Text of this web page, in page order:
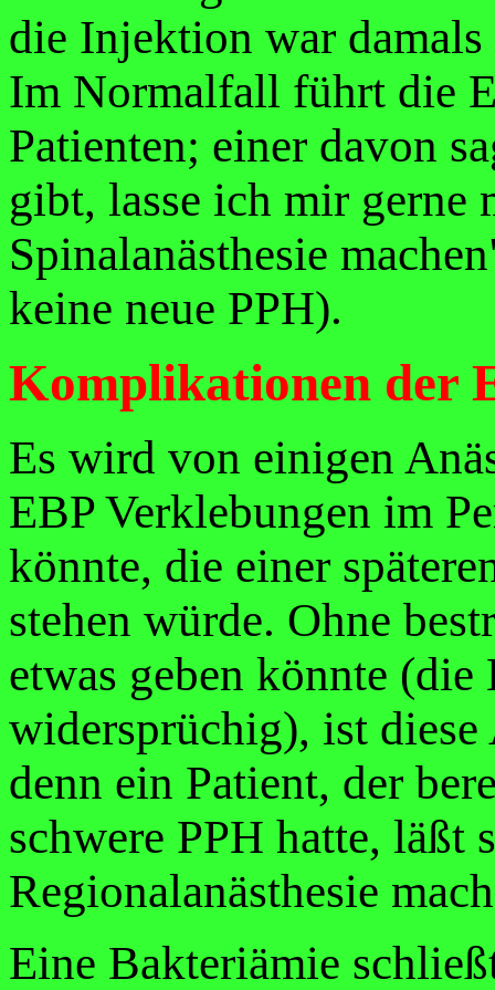
die Injektion war
Im Normalfall führt die
Patienten; einer davon
gibt, lasse ich mir gerne
Spinalanästhesie
keine neue PPH).
Komplikationen der
Es wird von einigen
EBP Verklebungen im
könnte, die einer
stehen würde. Ohne
etwas geben könnte
widersprüchig), ist
denn ein Patient, der
schwere PPH hatte, läßt
Regionalanästhesie
Eine Bakteriämie